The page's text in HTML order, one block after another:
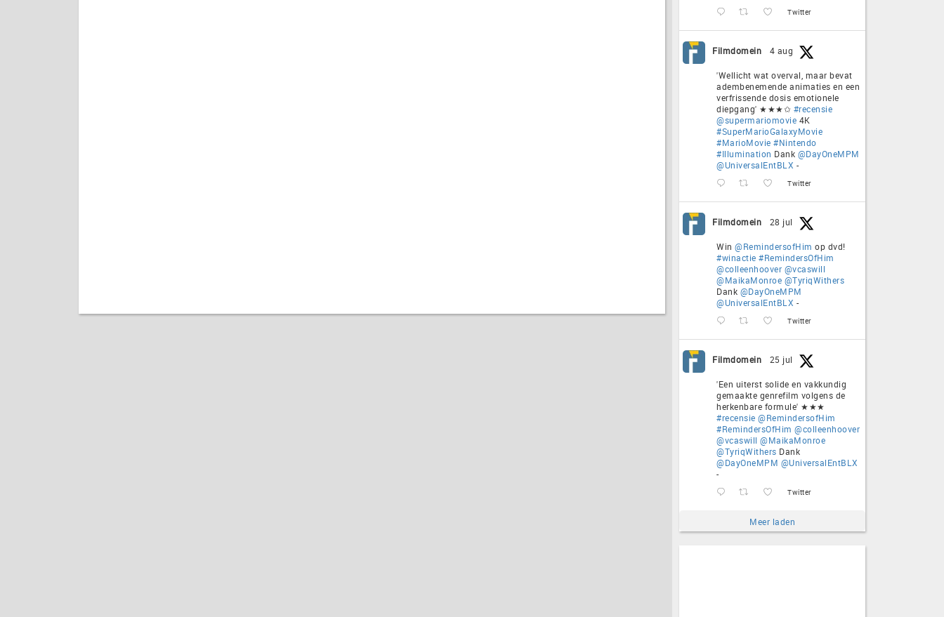
Twitter
Filmdomein 4 aug
'Wellicht wat overval, maar bevat
adembenemende animaties en een
verfrissende dosis emotionele
diepgang' ★★★✩ #recensie
@supermariomovie 4K
#SuperMarioGalaxyMovie
#MarioMovie #Nintendo
#Illumination Dank @DayOneMPM
@UniversalEntBLX -
Twitter
Filmdomein 28 jul
Win @RemindersofHim op dvd!
#winactie #RemindersOfHim
@colleenhoover @vcaswill
@MaikaMonroe @TyriqWithers
Dank @DayOneMPM
@UniversalEntBLX -
Twitter
Filmdomein 25 jul
'Een uiterst solide en vakkundig
gemaakte genrefilm volgens de
herkenbare formule' ★★★
#recensie @RemindersofHim
#RemindersOfHim @colleenhoover
@vcaswill @MaikaMonroe
@TyriqWithers Dank
@DayOneMPM @UniversalEntBLX
-
Twitter
Meer laden